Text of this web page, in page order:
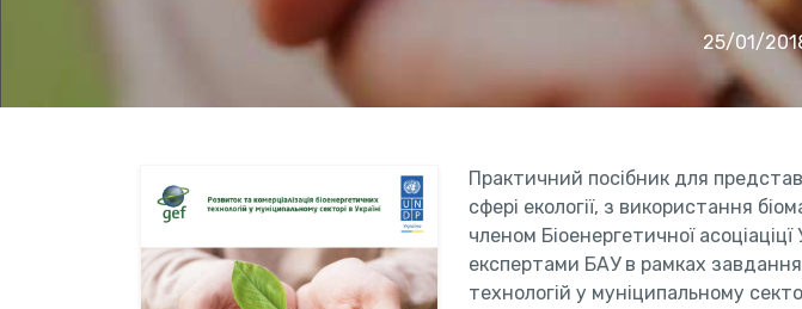
25/01/
Практичний посібник для
сфері екології, з використання
членом Біоенергетичної
експертами БАУ в рамках завдання
технологій у муніципальному